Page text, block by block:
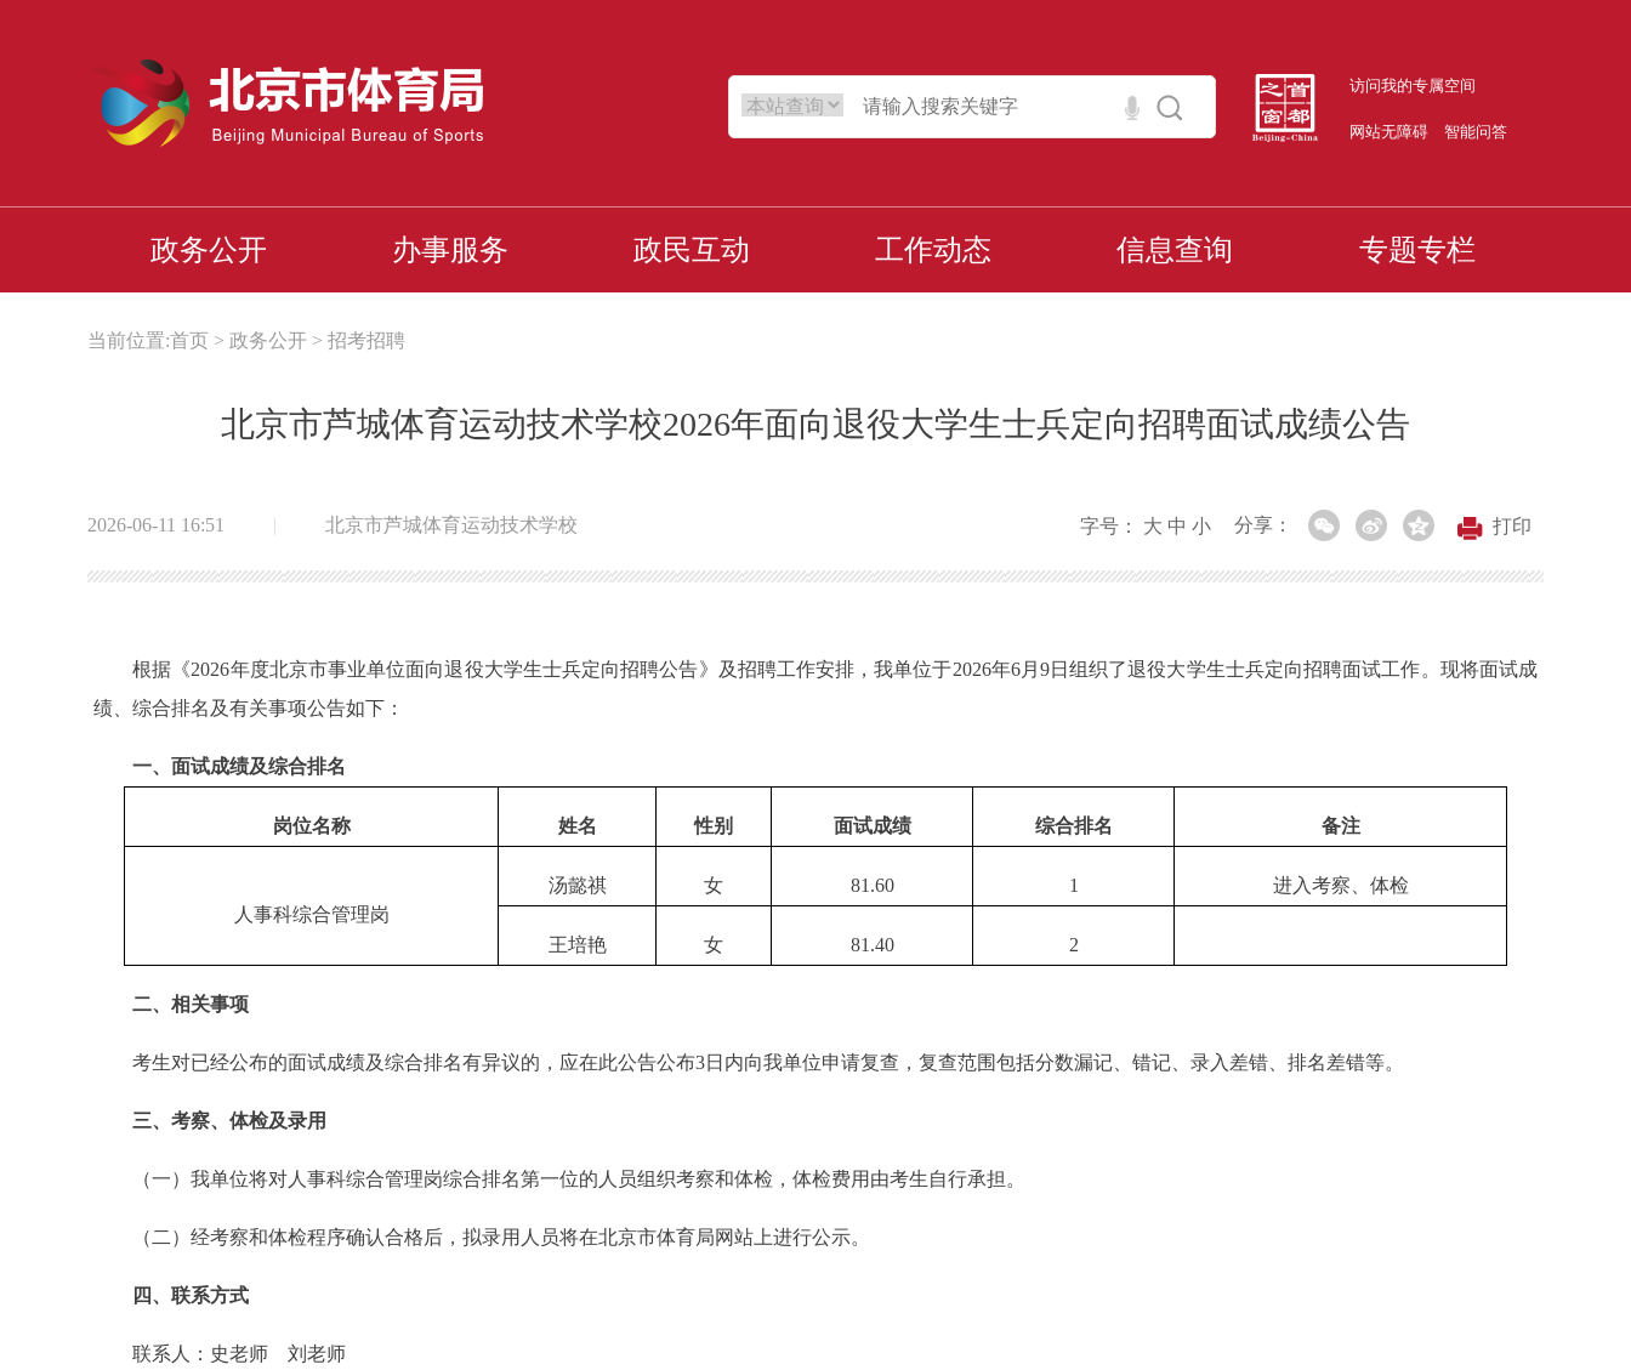
访问我的专属空间
网站无障碍 智能问答
政务公开 办事服务 政民互动 工作动态 信息查询 专题专栏
当前位置:首页 > 政务公开 > 招考招聘
北京市芦城体育运动技术学校2026年面向退役大学生士兵定向招聘面试成绩公告
2026-06-11 16:51 | 北京市芦城体育运动技术学校 字号： 大 中 小 分享： 打印
根据《2026年度北京市事业单位面向退役大学生士兵定向招聘公告》及招聘工作安排，我单位于2026年6月9日组织了退役大学生士兵定向招聘面试工作。现将面试成
绩、综合排名及有关事项公告如下：
一、面试成绩及综合排名
岗位名称 姓名 性别 面试成绩 综合排名 备注
人事科综合管理岗
汤懿祺 女 81.60 1 进入考察、体检
王培艳 女 81.40 2
二、相关事项
考生对已经公布的面试成绩及综合排名有异议的，应在此公告公布3日内向我单位申请复查，复查范围包括分数漏记、错记、录入差错、排名差错等。
三、考察、体检及录用
（一）我单位将对人事科综合管理岗综合排名第一位的人员组织考察和体检，体检费用由考生自行承担。
（二）经考察和体检程序确认合格后，拟录用人员将在北京市体育局网站上进行公示。
四、联系方式
联系人：史老师 刘老师